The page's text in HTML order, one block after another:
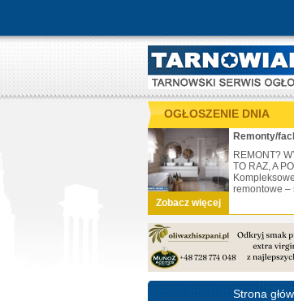
OGŁOSZENIE DNIA
Zobacz więcej
Remonty/
REMONT?
TO RAZ, A
remontowe –
Strona